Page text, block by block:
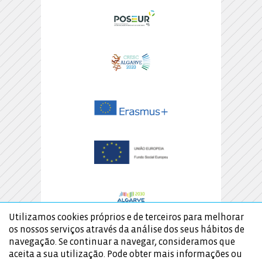
Utilizamos cookies próprios e de terceiros para melhorar
os nossos serviços através da análise dos seus hábitos de
navegação. Se continuar a navegar, consideramos que
aceita a sua utilização. Pode obter mais informações ou